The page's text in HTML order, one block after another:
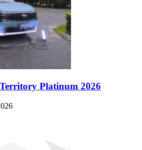
Platinum 2026